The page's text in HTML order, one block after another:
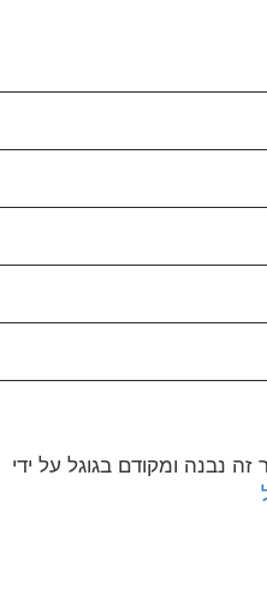
נבנה ומקודם בגוגל על ידי